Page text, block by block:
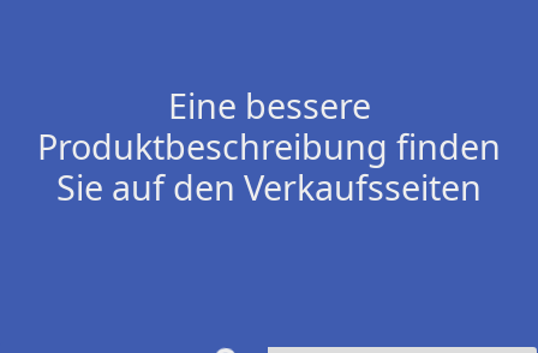
Eine bessere
Produktbeschreibung finden
Sie auf den Verkaufsseiten